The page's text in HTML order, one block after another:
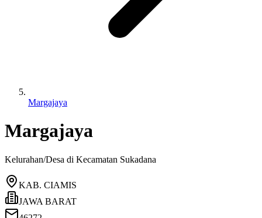
Margajaya
Margajaya
Kelurahan/Desa di Kecamatan Sukadana
KAB. CIAMIS
JAWA BARAT